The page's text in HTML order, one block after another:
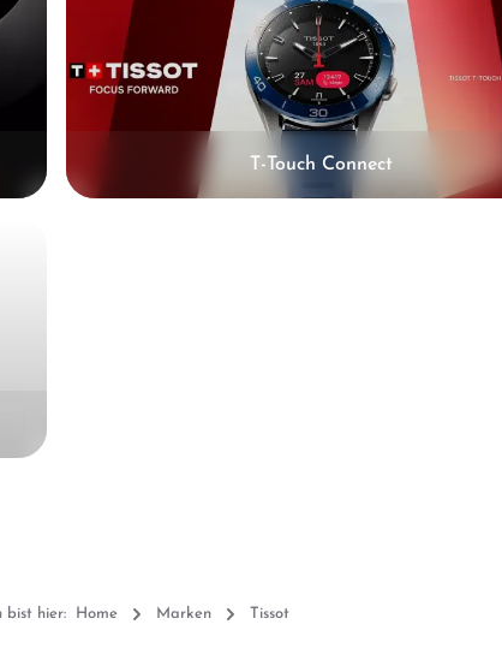
T-Touch Connect
bist hier: Home Marken Tissot